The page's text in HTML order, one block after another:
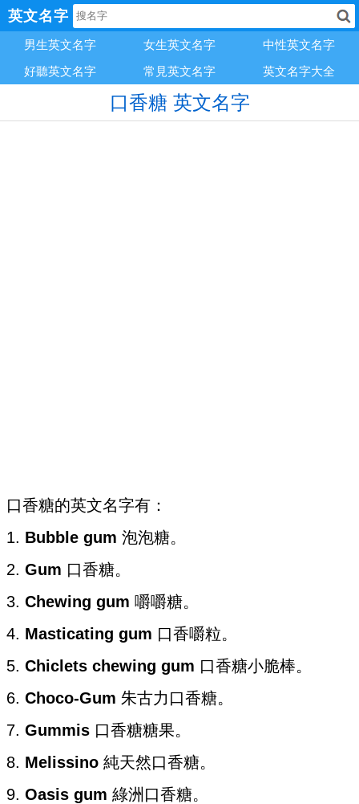
英文名字
男生英文名字 女生英文名字
中性英文名字
好聽英文名字
常見英文名字 英文名字大全
口香糖 英文名字
口香糖的英文名字有：
1. Bubble gum 泡泡糖。
2. Gum 口香糖。
3. Chewing gum 嚼嚼糖。
4. Masticating gum 口香嚼粒。
5. Chiclets chewing gum 口香糖小脆棒。
6. Choco-Gum 朱古力口香糖。
7. Gummis 口香糖糖果。
8. Melissino 純天然口香糖。
9. Oasis gum 綠洲口香糖。